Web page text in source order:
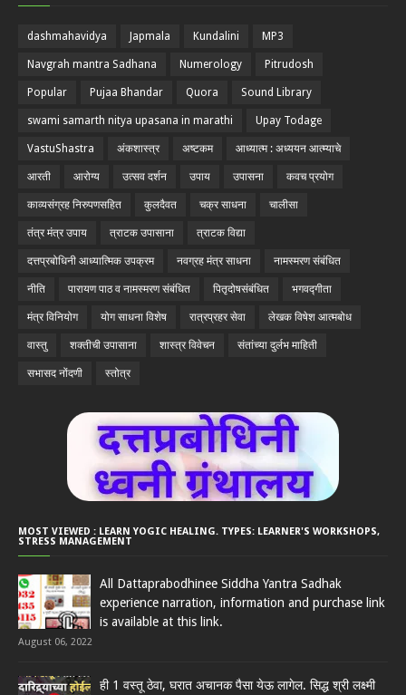
dashmahavidya Japmala Kundalini MP3
Navgrah mantra Sadhana Numerology Pitrudosh
Popular Pujaa Bhandar Quora Sound Library
swami samarth nitya upasana in marathi Upay Todage
VastuShastra अंकशास्त्र अष्टकम आध्यात्म : अध्ययन आत्म्याचे
आरती आरोग्य उत्सव दर्शन उपाय उपासना कवच प्रयोग
काव्यसंग्रह निरुपणसहित कुलदैवत चक्र साधना चालीसा
तंत्र मंत्र उपाय त्राटक उपासाना त्राटक विद्या
दत्तप्रबोधिनी आध्यात्मिक उपक्रम नवग्रह मंत्र साधना नामस्मरण संबंधित
नीति पारायण पाठ व नामस्मरण संबंधित पितृदोषसंबंधित भगवद्गीता
मंत्र विनियोग योग साधना विशेष रात्रप्रहर सेवा लेखक विषेश आत्मबोध
वास्तु शक्तीची उपासाना शास्त्र विवेचन संतांच्या दुर्लभ माहिती
सभासद नोंदणी स्तोत्र
MOST VIEWED : LEARN YOGIC HEALING. TYPES: LEARNER'S WORKSHOPS,
STRESS MANAGEMENT
All Dattaprabodhinee Siddha Yantra Sadhak
experience narration, information and purchase link
is available at this link.
August 06, 2022
ही 1 वस्तू ठेवा, घरात अचानक पैसा येऊ लागेल. सिद्ध श्री लक्ष्मी